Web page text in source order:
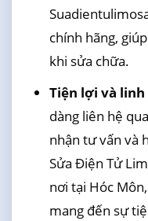
chính hãng,
khi sửa chữa.
Tiện lợi và
dàng liên hệ
nhận tư vấn và
Sửa Điện Tử
nơi tại Hóc
mang đến sự